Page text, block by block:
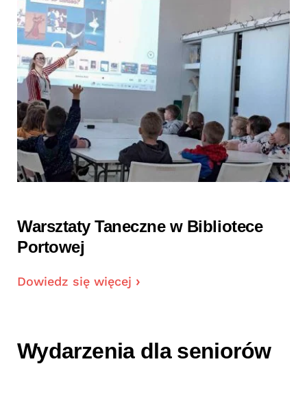
Warsztaty Taneczne w Bibliotece
Portowej
Dowiedz się więcej
Wydarzenia dla seniorów